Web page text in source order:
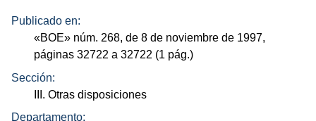
Publicado en:
«BOE» núm. 268, de 8 de noviembre de 1997,
páginas 32722 a 32722 (1 pág.)
Sección:
III. Otras disposiciones
Departamento: